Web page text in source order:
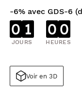
-6% avec GDS-6
0 1
JOURS
0 0
HEURES
Voir en 3D